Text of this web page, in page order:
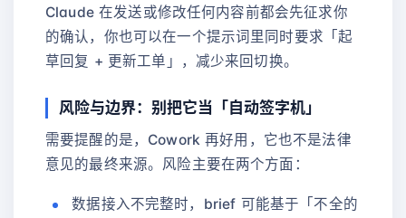
Claude 在发送或修改任何内容前都会先征求你
的确认，你也可以在一个提示词里同时要求「起
草回复 + 更新工单」，减少来回切换。
风险与边界：别把它当「自动签字机」
需要提醒的是，Cowork 再好用，它也不是法律
意见的最终来源。风险主要在两个方面：
数据接入不完整时，brief 可能基于「不全的